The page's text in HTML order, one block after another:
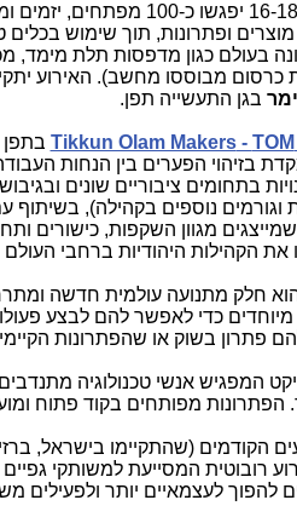
100
ופתרונות, תוך שימוש בכלים
בעולם כגון מדפסות תלת מימד,
כרסום מבוססו מחשב). האירוע
בגן התעשייה תפן.
TOM
-
Tikkun Olam Makers בתפן
בזיהוי הפערים בין הנחות
בתחומים ציבוריים שונים
וגורמים נוספים בקהילה), בשיתוף
שמייצגים מגוון השקפות, כישורים
את הקהילות היהודיות ברחבי
חלק מתנועה עולמית חדשה
כדי לאפשר להם לבצע
פתרון בשוק או שהפתרונות
המפגיש אנשי טכנולוגיה
הפתרונות מפותחים בקוד פתוח
הקודמים (שהתקיימו בישראל,
9, זרוע רובוטית המסייעת למשותקי
להפוך לעצמאיים יותר ולפעילים